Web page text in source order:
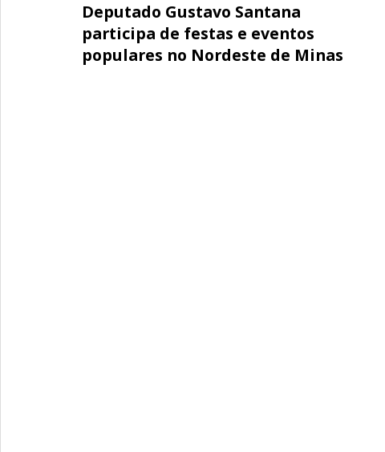
Deputado Gustavo Santana
participa de festas e eventos
populares no Nordeste de Minas